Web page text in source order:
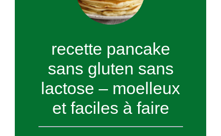
recette pancake
sans gluten sans
lactose – moelleux
et faciles à faire